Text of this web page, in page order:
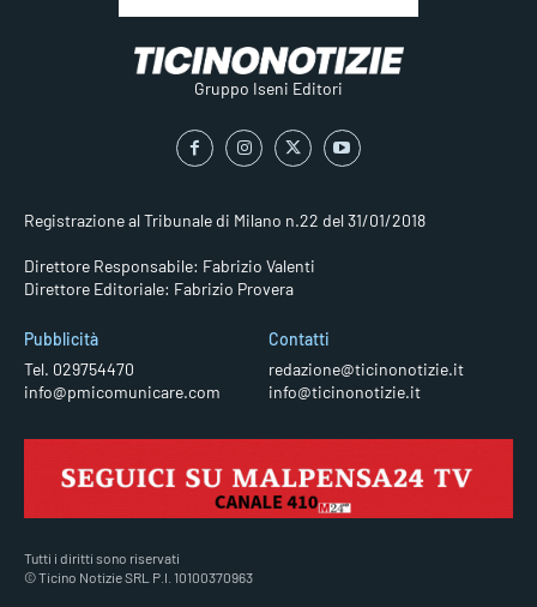
Gruppo Iseni Editori
Registrazione al Tribunale di Milano n.22 del 31/01/2018
Direttore Responsabile: Fabrizio Valenti
Direttore Editoriale: Fabrizio Provera
Pubblicità
Tel. 029754470
info@pmicomunicare.com
Contatti
redazione@ticinonotizie.it
info@ticinonotizie.it
Tutti i diritti sono riservati
© Ticino Notizie SRL P.I. 10100370963